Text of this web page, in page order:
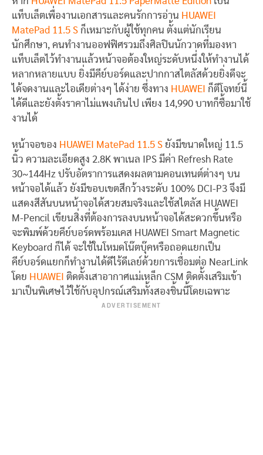
แท็บเล็ตเพื่องานเอกสารและคนรักการอ่าน HUAWEI
MatePad 11.5 S ก็เหมาะกับผู้ใช้ทุกคน ตั้งแต่นักเรียน
นักศึกษา, คนทำงานออฟฟิศรวมถึงศิลปินนักวาดที่มองหา
แท็บเล็ตไว้ทำงานแล้วหน้าจอต้องใหญ่ระดับหนึ่งให้ทำงานได้
หลากหลายแบบ ยิ่งมีคีย์บอร์ดและปากกาสไตลัสด้วยยิ่งดีจะ
ได้จดงานและไอเดียต่างๆ ได้ง่าย ซึ่งทาง HUAWEI ก็ตีโจทย์นี้
ได้ดีและยังตั้งราคาไม่แพงเกินไป เพียง 14,990 บาทก็ซื้อมาใช้
งานได้
หน้าจอของ HUAWEI MatePad 11.5 S ยังมีขนาดใหญ่ 11.5
นิ้ว ความละเอียดสูง 2.8K พาเนล IPS มีค่า Refresh Rate
30~144Hz ปรับอัตราการแสดงผลตามคอนเทนต์ต่างๆ บน
หน้าจอได้แล้ว ยังมีขอบเขตสีกว้างระดับ 100% DCI-P3 จึงมี
แสดงสีสันบนหน้าจอได้สวยสมจริงและใช้สไตลัส HUAWEI
M-Pencil เขียนสิ่งที่ต้องการลงบนหน้าจอได้สะดวกขึ้นหรือ
จะพิมพ์ด้วยคีย์บอร์ดพร้อมเคส HUAWEI Smart Magnetic
Keyboard ก็ได้ จะใช้ในโหมดโน๊ตบุ๊คหรือถอดแยกเป็น
คีย์บอร์ดแยกก็ทำงานได้ดีไร้ดีเลย์ด้วยการเชื่อมต่อ NearLink
โดย HUAWEI ติดตั้งเสาอากาศแม่เหล็ก CSM ติดตั้งเสริมเข้า
มาเป็นพิเศษไว้ใช้กับอุปกรณ์เสริมทั้งสองชิ้นนี้โดยเฉพาะ
ADVERTISEMENT